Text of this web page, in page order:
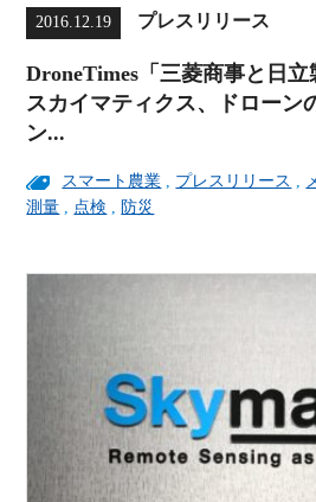
2016.12.19 プレスリリース
DroneTimes「三菱商事と日
スカイマティクス、ドローン
ン...
スマート農業 プレスリリース
測量
点検 防災